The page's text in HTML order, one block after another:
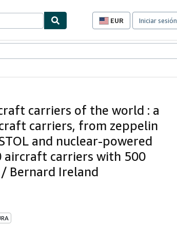
EUR
Preferencias
compra
sitio.
Iniciar sesión
carriers of the world : a
carriers, from zeppelin
and nuclear-powered
aircraft carriers with 500
Bernard Ireland